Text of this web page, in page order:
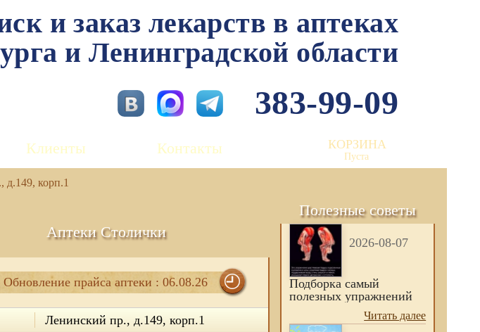
и заказ лекарств в аптеках
и Ленинградской области
383-99-09
Клиенты Контакты КОРЗИНА
Пуста
корп.1
Аптеки Столички
Обновление прайса аптеки : 06.08.26
Ленинский пр., д.149, корп.1
Полезные советы
2026-08-07
Подборка самый
полезных упражнений
Читать далее